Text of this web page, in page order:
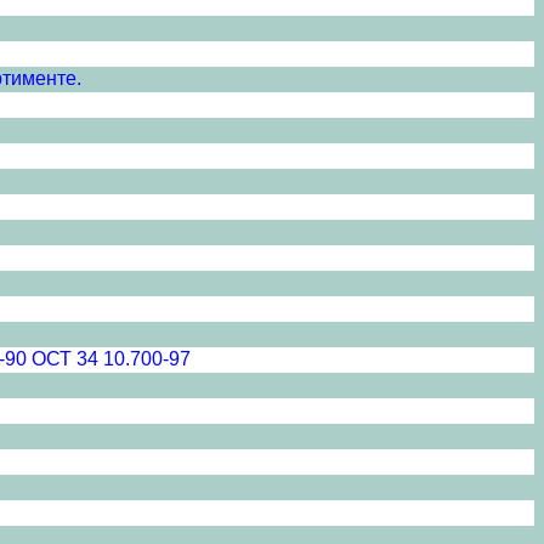
ОСТ 34 10.700-97